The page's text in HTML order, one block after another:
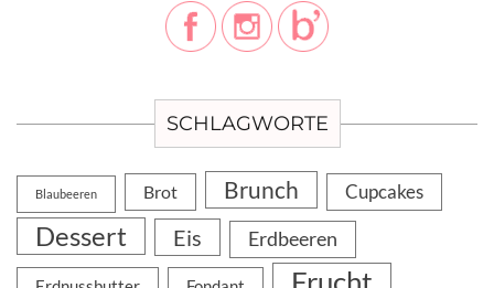
SCHLAGWORTE
Blaubeeren Brot Brunch Cupcakes
Dessert Eis Erdbeeren
Frucht